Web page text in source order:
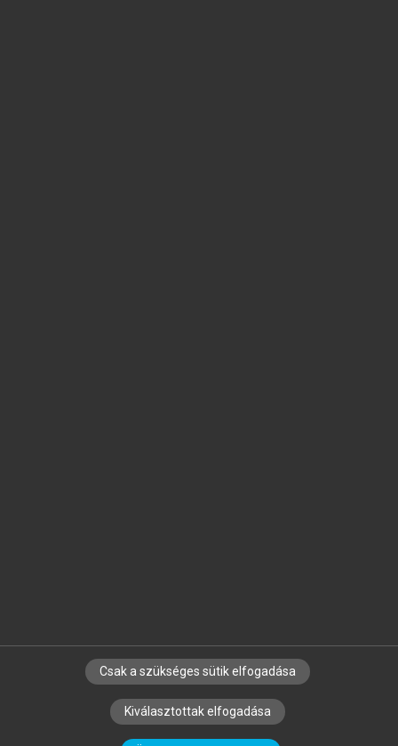
SZERZŐKNEK CÉGEKNEK KÖNYVTÁROSOKNAK
SZERKESZTÉSI ÉS LEKTORÁLÁSI ALAPELVEK
Csak a szükséges sütik elfogadása
Kiválasztottak elfogadása